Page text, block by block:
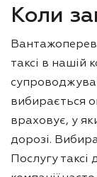
Коли
таксі в нашій
вибирається
враховує, у
дорозі.
Послугу